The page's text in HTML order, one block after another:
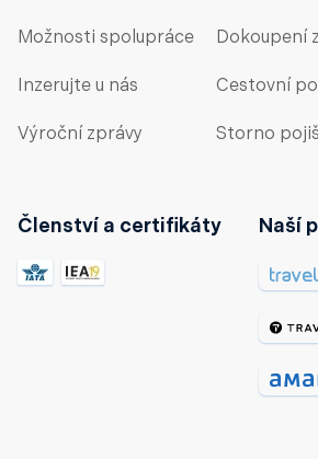
Možnosti spolupráce
Inzerujte u nás
Výroční zprávy
Dokoupení
Cestovní
Storno
Členství a certifikáty Naší